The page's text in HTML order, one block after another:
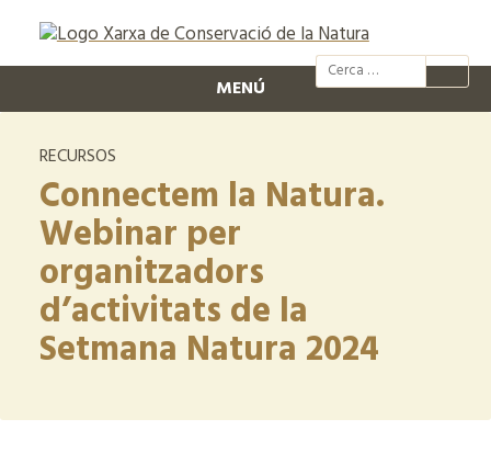
@xcn.cat
MENÚ
RECURSOS
Connectem la Natura.
Webinar per
organitzadors
d’activitats de la
Setmana Natura 2024